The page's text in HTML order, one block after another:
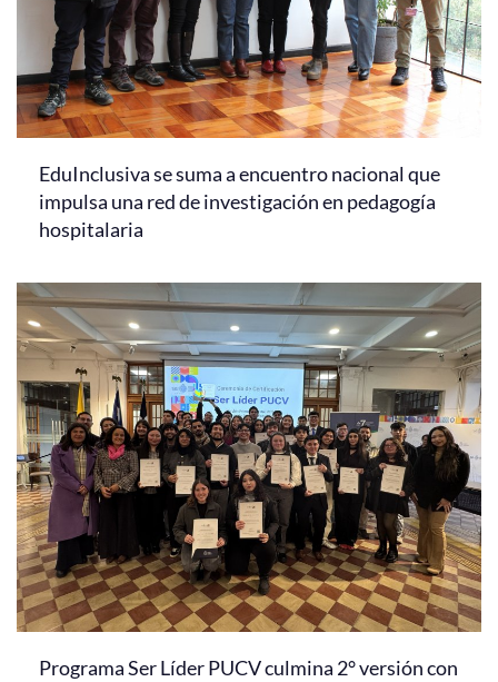
EduInclusiva se suma a encuentro nacional que
impulsa una red de investigación en pedagogía
hospitalaria
Programa Ser Líder PUCV culmina 2° versión con